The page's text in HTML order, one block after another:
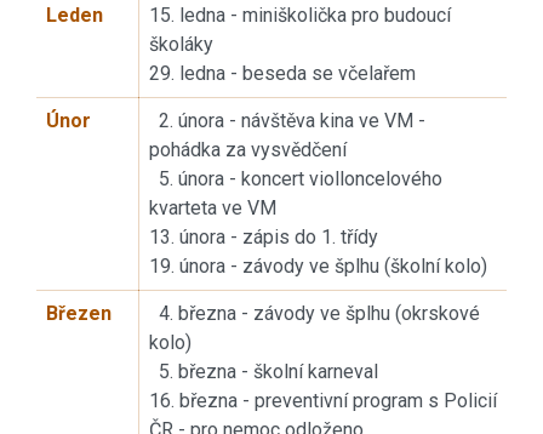
Leden
15. ledna - miniškolička pro budoucí
školáky
29. ledna - beseda se včelařem
Únor
2. února - návštěva kina ve VM -
pohádka za vysvědčení
5. února - koncert violloncelového
kvarteta ve VM
13. února - zápis do 1. třídy
19. února - závody ve šplhu (školní kolo)
Březen
4. března - závody ve šplhu (okrskové
kolo)
5. března - školní karneval
16. března - preventivní program s Policií